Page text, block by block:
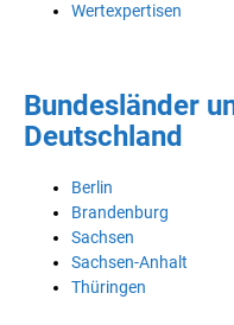
Wertexpertisen
Bundesländer
Deutschland
Berlin
Brandenburg
Sachsen
Sachsen-Anhalt
Thüringen